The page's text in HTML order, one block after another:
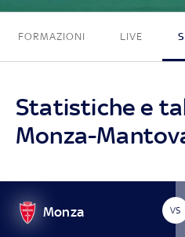
FORMAZIONI LIVE
Statistiche e
Monza-
Monza VS